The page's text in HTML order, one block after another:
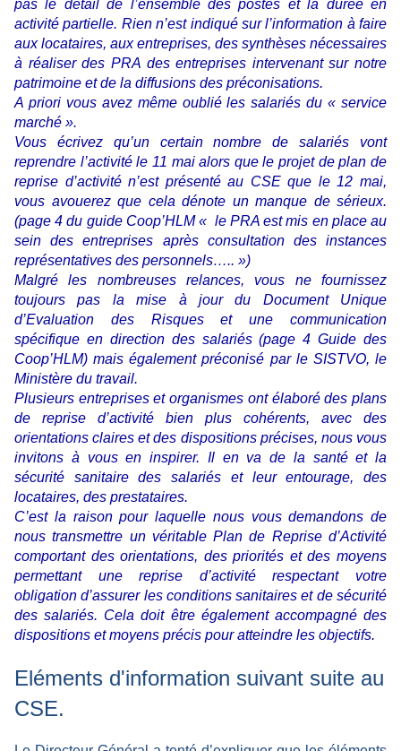
pas le détail de l’ensemble des postes et la durée en
activité partielle. Rien n’est indiqué sur l’information à faire
aux locataires, aux entreprises, des synthèses nécessaires
à réaliser des PRA des entreprises intervenant sur notre
patrimoine et de la diffusions des préconisations.
A priori vous avez même oublié les salariés du « service
marché ».
Vous écrivez qu’un certain nombre de salariés vont
reprendre l’activité le 11 mai alors que le projet de plan de
reprise d’activité n’est présenté au CSE que le 12 mai,
vous avouerez que cela dénote un manque de sérieux.
(page 4 du guide Coop’HLM « le PRA est mis en place au
sein des entreprises après consultation des instances
représentatives des personnels….. »)
Malgré les nombreuses relances, vous ne fournissez
toujours pas la mise à jour du Document Unique
d’Evaluation des Risques et une communication
spécifique en direction des salariés (page 4 Guide des
Coop’HLM) mais également préconisé par le SISTVO, le
Ministère du travail.
Plusieurs entreprises et organismes ont élaboré des plans
de reprise d’activité bien plus cohérents, avec des
orientations claires et des dispositions précises, nous vous
invitons à vous en inspirer. Il en va de la santé et la
sécurité sanitaire des salariés et leur entourage, des
locataires, des prestataires.
C’est la raison pour laquelle nous vous demandons de
nous transmettre un véritable Plan de Reprise d’Activité
comportant des orientations, des priorités et des moyens
permettant une reprise d’activité respectant votre
obligation d’assurer les conditions sanitaires et de sécurité
des salariés. Cela doit être également accompagné des
dispositions et moyens précis pour atteindre les objectifs.
Eléments d'information suivant suite au
CSE.